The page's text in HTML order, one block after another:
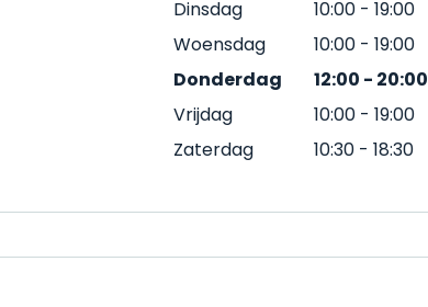
Dinsdag
10:00 - 19:00
Woensdag
10:00 - 19:00
Donderdag
12:00 - 20:00
Vrijdag
10:00 - 19:00
Zaterdag
10:30 - 18:30